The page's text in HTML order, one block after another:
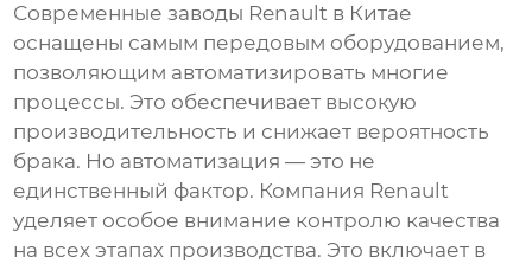
Современные заводы Renault в Китае
оснащены самым передовым оборудованием,
позволяющим автоматизировать многие
процессы. Это обеспечивает высокую
производительность и снижает вероятность
брака. Но автоматизация — это не
единственный фактор. Компания Renault
уделяет особое внимание контролю качества
на всех этапах производства. Это включает в